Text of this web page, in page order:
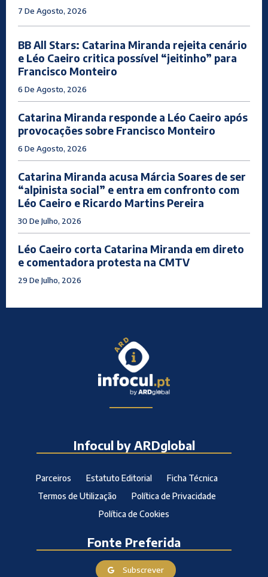
7 De Agosto, 2026
BB All Stars: Catarina Miranda rejeita cenário
e Léo Caeiro critica possível “jeitinho” para
Francisco Monteiro
6 De Agosto, 2026
Catarina Miranda responde a Léo Caeiro após
provocações sobre Francisco Monteiro
6 De Agosto, 2026
Catarina Miranda acusa Márcia Soares de ser
“alpinista social” e entra em confronto com
Léo Caeiro e Ricardo Martins Pereira
30 De Julho, 2026
Léo Caeiro corta Catarina Miranda em direto
e comentadora protesta na CMTV
29 De Julho, 2026
Infocul by ARDglobal
Parceiros Estatuto Editorial
Ficha Técnica
Termos de Utilização
Política de Privacidade
Política de Cookies
Fonte Preferida
Subscrever